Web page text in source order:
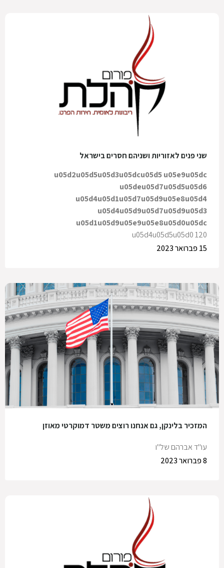
שני פנים לאזוריות ושניהם חסרים בישראל
u05d2u05d5u05d3u05dcu05d5 u05e9u05dc
u05deu05d7u05d5u05d6
u05d4u05d1u05d7u05d9u05e8u05d4
u05d4u05d9u05d7u05d9u05d3
u05d1u05d9u05e9u05e8u05d0u05dc
u05d4u05d5u05d0 120
15 פברואר 2023
המזכיר בלינקן, גם אנחנו רוצים משטר דמוקרטי מאוזן
עו"ד אברהם של"ו
8 פברואר 2023